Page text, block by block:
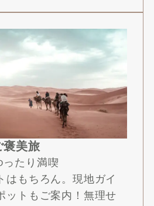
褒美旅
ったり満喫
はもちろん。現地ガイ
ットもご案内！無理せ